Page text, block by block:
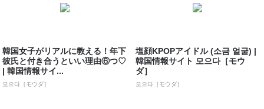
韓国女子がリアルに教える！年下
彼氏と付き合うといい理由⑥つ♡
| 韓国情報サイ...
모으다［モウダ］
塩顔KPOPアイドル (소금 얼굴) |
韓国情報サイト 모으다［モウ
ダ］
모으다［モウダ］